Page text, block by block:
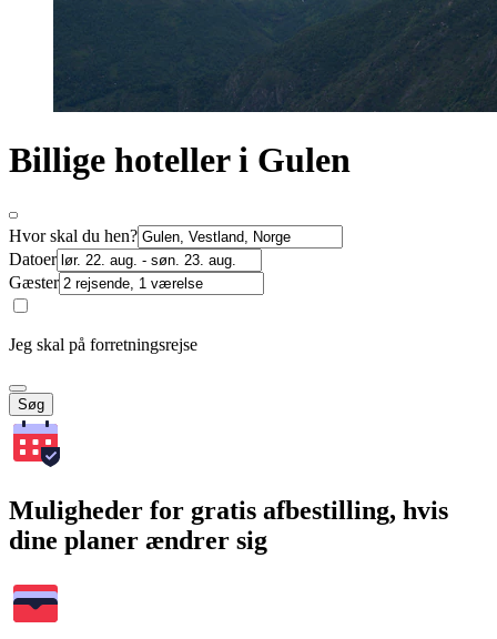
Billige hoteller i Gulen
Hvor skal du hen?
Datoer
Gæster
Jeg skal på forretningsrejse
Søg
Muligheder for gratis afbestilling, hvis
dine planer ændrer sig